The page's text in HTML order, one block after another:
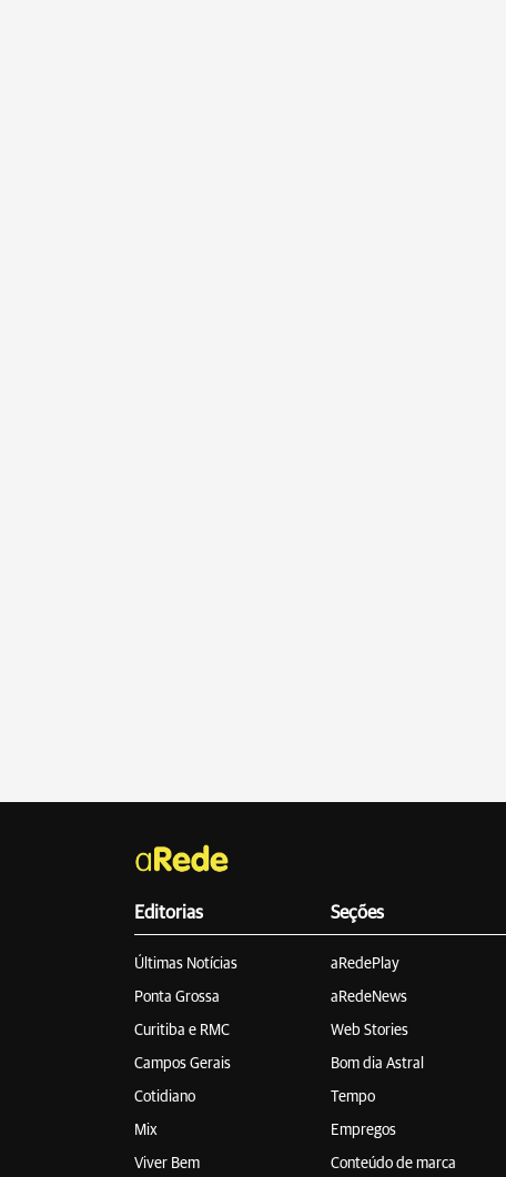
Editorias
Últimas Notícias
Ponta Grossa
Curitiba e RMC
Campos Gerais
Cotidiano
Mix
Viver Bem
Seções
aRedePlay
aRedeNews
Web Stories
Bom dia Astral
Tempo
Empregos
Conteúdo de marca